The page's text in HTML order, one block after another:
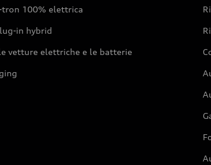
tron 100% elettrica
in hybrid
vetture elettriche e le batterie